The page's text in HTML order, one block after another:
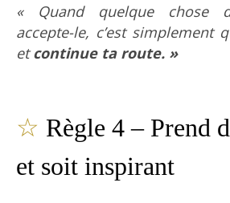
« Quand quelque chose
accepte-le, c’est simplement
etcontinue ta route. »
☆ Règle 4 – Prend
et soit inspirant